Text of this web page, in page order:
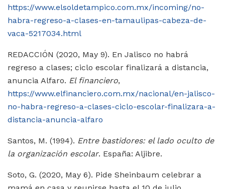
https://www.elsoldetampico.com.mx/incoming/no-
habra-regreso-a-clases-en-tamaulipas-cabeza-de-
vaca-5217034.html
REDACCIÓN (2020, May 9). En Jalisco no habrá
regreso a clases; ciclo escolar finalizará a distancia,
anuncia Alfaro. El financiero,
https://www.elfinanciero.com.mx/nacional/en-jalisco-
no-habra-regreso-a-clases-ciclo-escolar-finalizara-a-
distancia-anuncia-alfaro
Santos, M. (1994). Entre bastidores: el lado oculto de
la organización escolar. España: Aljibre.
Soto, G. (2020, May 6). Pide Sheinbaum celebrar a